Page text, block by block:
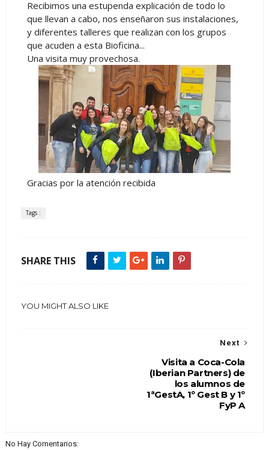
Recibimos una estupenda explicación de todo lo
que llevan a cabo, nos enseñaron sus instalaciones,
y diferentes talleres que realizan con los grupos
que acuden a esta Bioficina...
Una visita muy provechosa.
Gracias por la atención recibida
Tags :
SHARE THIS
YOU MIGHT ALSO LIKE
Next
Visita a Coca-Cola
(Iberian Partners) de
los alumnos de
1ªGestA, 1º Gest B y 1º
FyP A
No Hay Comentarios: